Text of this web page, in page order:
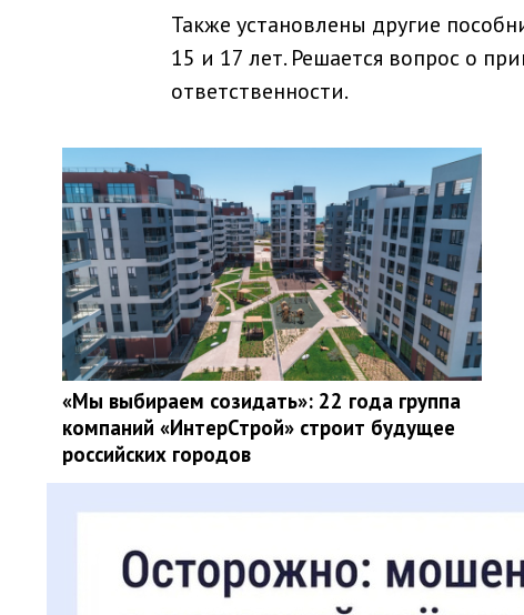
Также установлены другие
15 и 17 лет. Решается вопрос о
ответственности.
«Мы выбираем созидать»: 22 года группа
компаний «ИнтерСтрой» строит будущее
российских городов